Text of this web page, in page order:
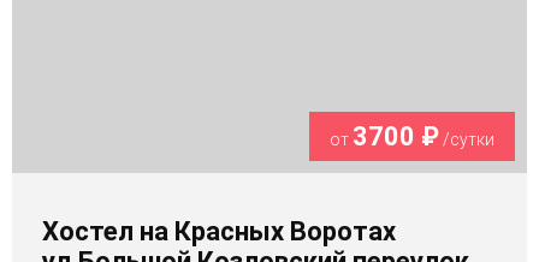
от 3700 ₽/сутки
Хостел на Красных Воротах